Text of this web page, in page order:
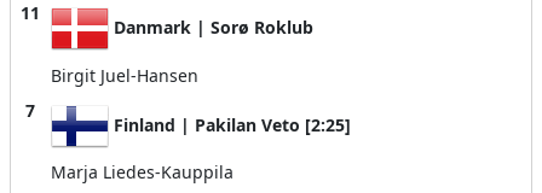
11
Danmark | Sorø Roklub
Birgit Juel-Hansen
7
Finland | Pakilan Veto [2:25]
Marja Liedes-Kauppila